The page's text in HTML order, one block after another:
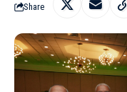
Share